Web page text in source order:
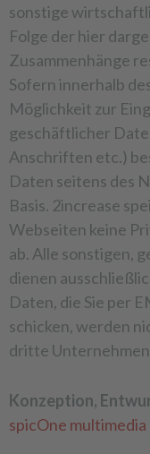
sonstige
Folge der hier
Zusammenhänge
Sofern innerhalb
Möglichkeit zur
geschäftlicher
Anschriften etc.)
Daten seitens des
Basis. 2increase
Webseiten keine
ab. Alle sonstigen,
dienen
Daten, die Sie per
schicken, werden
dritte
Konzeption,
spicOne multimedia